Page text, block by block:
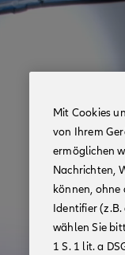
Mit Cookies
von Ihrem
ermöglichen
Nachrichten,
können,
Identifier
wählen Sie
1 S. 1 lit. a